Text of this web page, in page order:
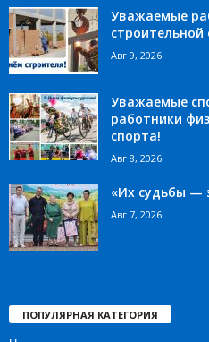
Уважаемые
строительной
Авг 9, 2026
Уважаемые
работники
спорта!
Авг 8, 2026
«Их судьбы —
Авг 7, 2026
ПОПУЛЯРНАЯ КАТЕГОРИЯ